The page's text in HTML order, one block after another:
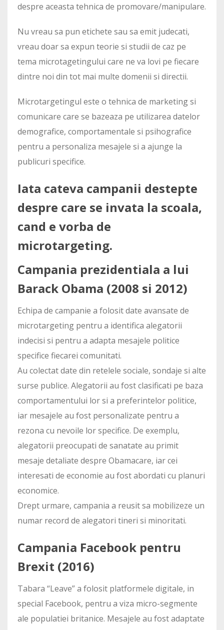
despre aceasta tehnica de promovare/manipulare.
Nu vreau sa pun etichete sau sa emit judecati,
vreau doar sa expun teorie si studii de caz pe
tema microtagetingului care ne va lovi pe fiecare
dintre noi din tot mai multe domenii si directii.
Microtargetingul este o tehnica de marketing si
comunicare care se bazeaza pe utilizarea datelor
demografice, comportamentale si psihografice
pentru a personaliza mesajele si a ajunge la
publicuri specifice.
Iata cateva campanii destepte
despre care se invata la scoala,
cand e vorba de
microtargeting.
Campania prezidentiala a lui
Barack Obama (2008 si 2012)
Echipa de campanie a folosit date avansate de
microtargeting pentru a identifica alegatorii
indecisi si pentru a adapta mesajele politice
specifice fiecarei comunitati.
Au colectat date din retelele sociale, sondaje si alte
surse publice. Alegatorii au fost clasificati pe baza
comportamentului lor si a preferintelor politice,
iar mesajele au fost personalizate pentru a
rezona cu nevoile lor specifice. De exemplu,
alegatorii preocupati de sanatate au primit
mesaje detaliate despre Obamacare, iar cei
interesati de economie au fost abordati cu planuri
economice.
Drept urmare, campania a reusit sa mobilizeze un
numar record de alegatori tineri si minoritati.
Campania Facebook pentru
Brexit (2016)
Tabara “Leave” a folosit platformele digitale, in
special Facebook, pentru a viza micro-segmente
ale populatiei britanice. Mesajele au fost adaptate